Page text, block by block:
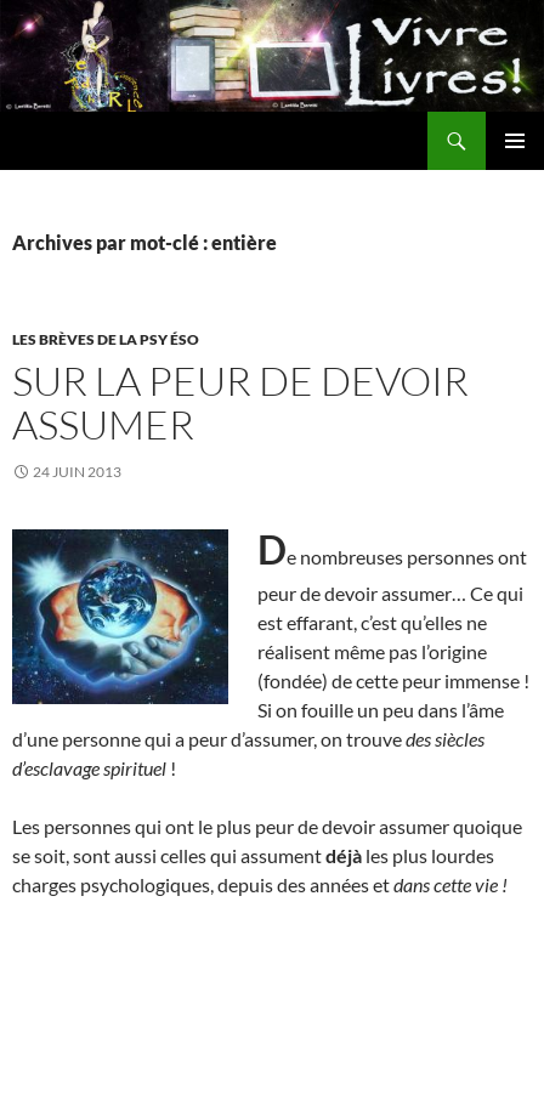
Aller
au
contenu
Archives par mot-clé : entière
LES BRÈVES DE LA PSY ÉSO
SUR LA PEUR DE DEVOIR
ASSUMER
24 JUIN 2013
De nombreuses personnes ont
peur de devoir assumer… Ce qui
est effarant, c’est qu’elles ne
réalisent même pas l’origine
(fondée) de cette peur immense !
Si on fouille un peu dans l’âme
d’une personne qui a peur d’assumer, on trouvedes siècles
d’esclavage spirituel !
Les personnes qui ont le plus peur de devoir assumer quoique
se soit, sont aussi celles qui assumentdéjà les plus lourdes
charges psychologiques, depuis des années etdans cette vie !